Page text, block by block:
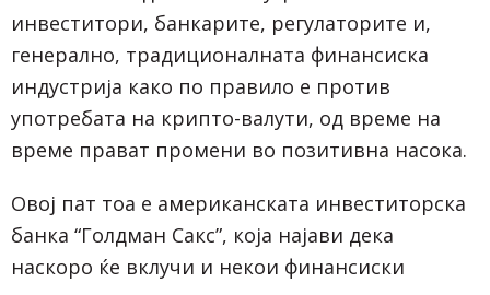
инвеститори, банкарите, регулаторите и,
генерално, традиционалната финансиска
индустрија како по правило е против
употребата на крипто-валути, од време на
време прават промени во позитивна насока.
Овој пат тоа е американската инвеститорска
банка “Голдман Сакс”, која најави дека
наскоро ќе вклучи и некои финансиски